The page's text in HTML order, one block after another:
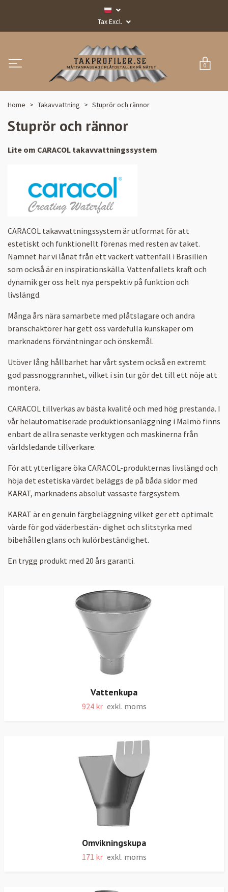
Tax Excl.
0
Home Takavvattning Stuprör och rännor
Stuprör och rännor
Lite om CARACOL takavvattningssystem
CARACOL takavvattningssystem är utformat för att
estetiskt och funktionellt förenas med resten av taket.
Namnet har vi lånat från ett vackert vattenfall i Brasilien
som också är en inspirationskälla. Vattenfallets kraft och
dynamik ger oss helt nya perspektiv på funktion och
livslängd.
Många års nära samarbete med plåtslagare och andra
branschaktörer har gett oss värdefulla kunskaper om
marknadens förväntningar och önskemål.
Utöver lång hållbarhet har vårt system också en extremt
god passnoggrannhet, vilket i sin tur gör det till ett nöje att
montera.
CARACOL tillverkas av bästa kvalité och med hög prestanda. I
vår helautomatiserade produktionsanläggning i Malmö finns
enbart de allra senaste verktygen och maskinerna från
världsledande tillverkare.
För att ytterligare öka CARACOL-produkternas livslängd och
höja det estetiska värdet beläggs de på båda sidor med
KARAT, marknadens absolut vassaste färgsystem.
KARAT är en genuin färgbeläggning vilket ger ett optimalt
värde för god väderbestän- dighet och slitstyrka med
bibehållen glans och kulörbeständighet.
En trygg produkt med 20 års garanti.
Vattenkupa
924 kr exkl. moms
Omvikningskupa
171 kr exkl. moms